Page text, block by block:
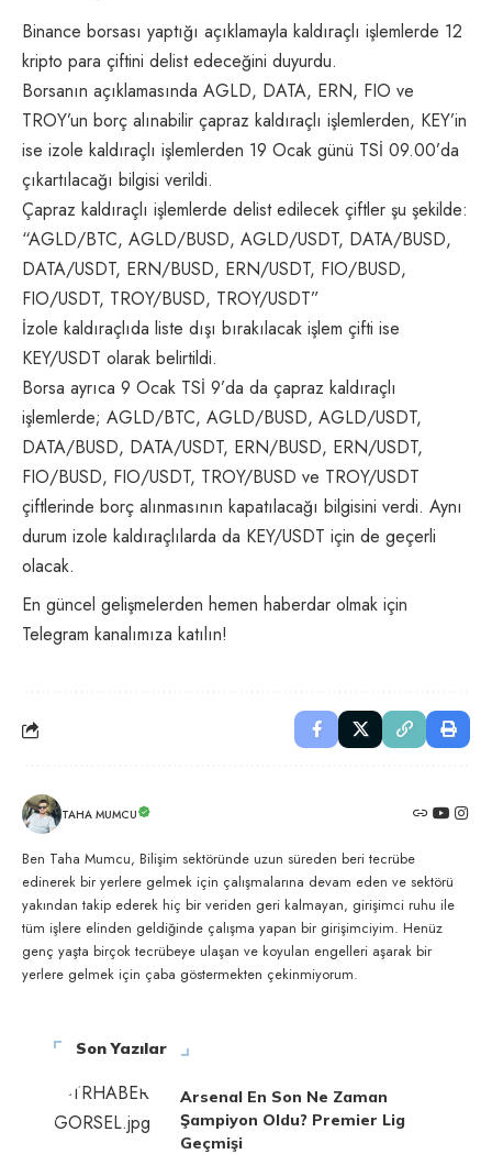
Binance borsası yaptığı açıklamayla kaldıraçlı işlemlerde 12
kripto para çiftini delist edeceğini duyurdu.
Borsanın açıklamasında AGLD, DATA, ERN, FIO ve
TROY’un borç alınabilir çapraz kaldıraçlı işlemlerden, KEY’in
ise izole kaldıraçlı işlemlerden 19 Ocak günü TSİ 09.00’da
çıkartılacağı bilgisi verildi.
Çapraz kaldıraçlı işlemlerde delist edilecek çiftler şu şekilde:
“AGLD/BTC, AGLD/BUSD, AGLD/USDT, DATA/BUSD,
DATA/USDT, ERN/BUSD, ERN/USDT, FIO/BUSD,
FIO/USDT, TROY/BUSD, TROY/USDT”
İzole kaldıraçlıda liste dışı bırakılacak işlem çifti ise
KEY/USDT olarak belirtildi.
Borsa ayrıca 9 Ocak TSİ 9’da da çapraz kaldıraçlı
işlemlerde; AGLD/BTC, AGLD/BUSD, AGLD/USDT,
DATA/BUSD, DATA/USDT, ERN/BUSD, ERN/USDT,
FIO/BUSD, FIO/USDT, TROY/BUSD ve TROY/USDT
çiftlerinde borç alınmasının kapatılacağı bilgisini verdi. Aynı
durum izole kaldıraçlılarda da KEY/USDT için de geçerli
olacak.
En güncel gelişmelerden hemen haberdar olmak için
Telegram kanalımıza katılın!
TAHA MUMCU
Ben Taha Mumcu, Bilişim sektöründe uzun süreden beri tecrübe
edinerek bir yerlere gelmek için çalışmalarına devam eden ve sektörü
yakından takip ederek hiç bir veriden geri kalmayan, girişimci ruhu ile
tüm işlere elinden geldiğinde çalışma yapan bir girişimciyim. Henüz
genç yaşta birçok tecrübeye ulaşan ve koyulan engelleri aşarak bir
yerlere gelmek için çaba göstermekten çekinmiyorum.
Son Yazılar
Arsenal En Son Ne Zaman
Şampiyon Oldu? Premier Lig
Geçmişi